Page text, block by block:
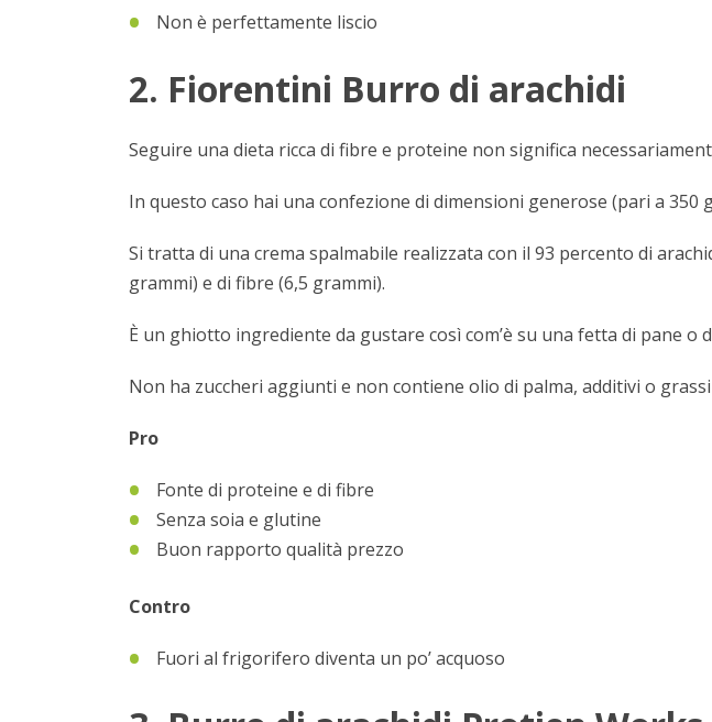
Non è perfettamente liscio
2. Fiorentini Burro di arachidi
Seguire una dieta ricca di fibre e proteine non significa
In questo caso hai una confezione di dimensioni generose (pari a 350
Si tratta di una crema spalmabile realizzata con il 93 percento di
grammi) e di fibre (6,5 grammi).
È un ghiotto ingrediente da gustare così com’è su una fetta di pane o
Non ha zuccheri aggiunti e non contiene olio di palma, additivi o
Pro
Fonte di proteine e di fibre
Senza soia e glutine
Buon rapporto qualità prezzo
Contro
Fuori al frigorifero diventa un po’ acquoso